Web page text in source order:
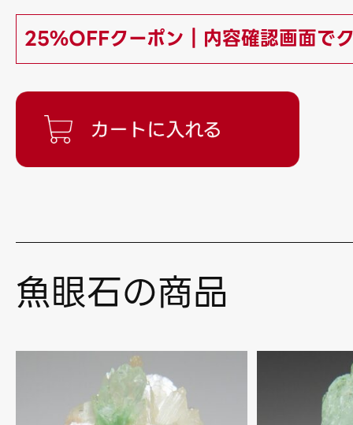
25%OFFクーポン｜内容確認画面で
魚眼石の商品